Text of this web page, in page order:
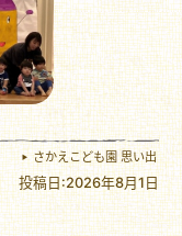
さかえこども園 思い出
投稿日:2026年8月1日